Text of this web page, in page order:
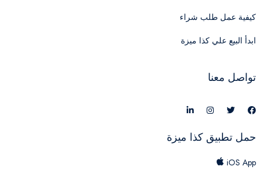
كيفية عمل طلب شراء
ابدأ البيع علي كذا ميزة
تواصل معنا
حمل تطبيق كذا ميزة
iOS App